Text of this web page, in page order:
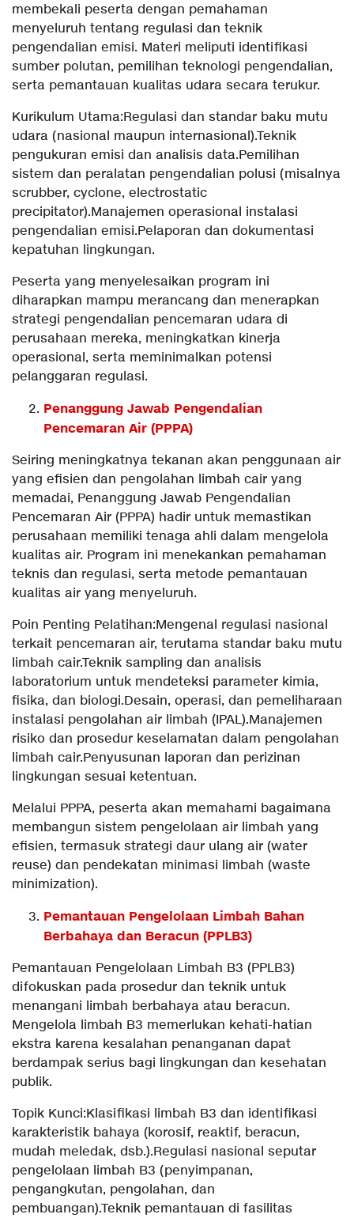
membekali peserta dengan pemahaman
menyeluruh tentang regulasi dan teknik
pengendalian emisi. Materi meliputi identifikasi
sumber polutan, pemilihan teknologi pengendalian,
serta pemantauan kualitas udara secara terukur.
Kurikulum Utama:Regulasi dan standar baku mutu
udara (nasional maupun internasional).Teknik
pengukuran emisi dan analisis data.Pemilihan
sistem dan peralatan pengendalian polusi (misalnya
scrubber, cyclone, electrostatic
precipitator).Manajemen operasional instalasi
pengendalian emisi.Pelaporan dan dokumentasi
kepatuhan lingkungan.
Peserta yang menyelesaikan program ini
diharapkan mampu merancang dan menerapkan
strategi pengendalian pencemaran udara di
perusahaan mereka, meningkatkan kinerja
operasional, serta meminimalkan potensi
pelanggaran regulasi.
Penanggung Jawab Pengendalian
Pencemaran Air (PPPA)
Seiring meningkatnya tekanan akan penggunaan air
yang efisien dan pengolahan limbah cair yang
memadai, Penanggung Jawab Pengendalian
Pencemaran Air (PPPA) hadir untuk memastikan
perusahaan memiliki tenaga ahli dalam mengelola
kualitas air. Program ini menekankan pemahaman
teknis dan regulasi, serta metode pemantauan
kualitas air yang menyeluruh.
Poin Penting Pelatihan:Mengenal regulasi nasional
terkait pencemaran air, terutama standar baku mutu
limbah cair.Teknik sampling dan analisis
laboratorium untuk mendeteksi parameter kimia,
fisika, dan biologi.Desain, operasi, dan pemeliharaan
instalasi pengolahan air limbah (IPAL).Manajemen
risiko dan prosedur keselamatan dalam pengolahan
limbah cair.Penyusunan laporan dan perizinan
lingkungan sesuai ketentuan.
Melalui PPPA, peserta akan memahami bagaimana
membangun sistem pengelolaan air limbah yang
efisien, termasuk strategi daur ulang air (water
reuse) dan pendekatan minimasi limbah (waste
minimization).
Pemantauan Pengelolaan Limbah Bahan
Berbahaya dan Beracun (PPLB3)
Pemantauan Pengelolaan Limbah B3 (PPLB3)
difokuskan pada prosedur dan teknik untuk
menangani limbah berbahaya atau beracun.
Mengelola limbah B3 memerlukan kehati-hatian
ekstra karena kesalahan penanganan dapat
berdampak serius bagi lingkungan dan kesehatan
publik.
Topik Kunci:Klasifikasi limbah B3 dan identifikasi
karakteristik bahaya (korosif, reaktif, beracun,
mudah meledak, dsb.).Regulasi nasional seputar
pengelolaan limbah B3 (penyimpanan,
pengangkutan, pengolahan, dan
pembuangan).Teknik pemantauan di fasilitas